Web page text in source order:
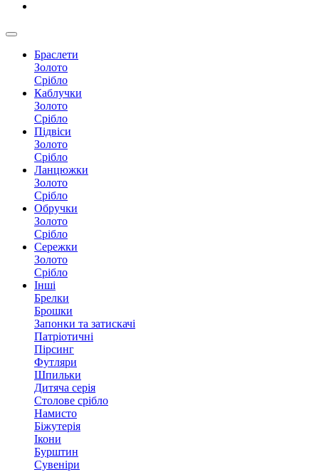
Браслети
Золото
Срібло
Каблучки
Золото
Срібло
Підвіси
Золото
Срібло
Ланцюжки
Золото
Срібло
Обручки
Золото
Срібло
Сережки
Золото
Срібло
Інші
Брелки
Брошки
Запонки та затискачі
Патріотичні
Пірсинг
Футляри
Шпильки
Дитяча серія
Столове срібло
Намисто
Біжутерія
Ікони
Бурштин
Сувеніри